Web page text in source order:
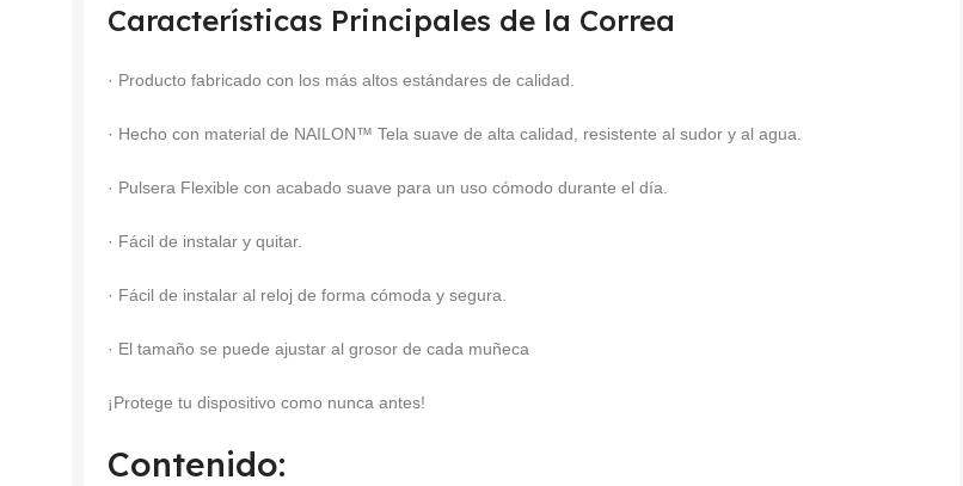
Características Principales de la Correa
· Producto fabricado con los más altos estándares de calidad.
· Hecho con material de NAILON™ Tela suave de alta calidad, resistente al sudor y al agua.
· Pulsera Flexible con acabado suave para un uso cómodo durante el día.
· Fácil de instalar y quitar.
· Fácil de instalar al reloj de forma cómoda y segura.
· El tamaño se puede ajustar al grosor de cada muñeca
¡Protege tu dispositivo como nunca antes!
Contenido: